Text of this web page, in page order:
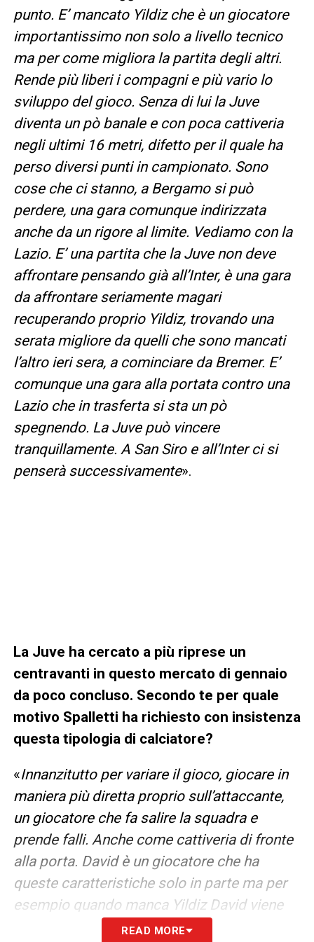
punto. E’ mancato Yildiz che è un giocatore
importantissimo non solo a livello tecnico
ma per come migliora la partita degli altri.
Rende più liberi i compagni e più vario lo
sviluppo del gioco. Senza di lui la Juve
diventa un pò banale e con poca cattiveria
negli ultimi 16 metri, difetto per il quale ha
perso diversi punti in campionato. Sono
cose che ci stanno, a Bergamo si può
perdere, una gara comunque indirizzata
anche da un rigore al limite. Vediamo con la
Lazio. E’ una partita che la Juve non deve
affrontare pensando già all’Inter, è una gara
da affrontare seriamente magari
recuperando proprio Yildiz, trovando una
serata migliore da quelli che sono mancati
l’altro ieri sera, a cominciare da Bremer. E’
comunque una gara alla portata contro una
Lazio che in trasferta si sta un pò
spegnendo. La Juve può vincere
tranquillamente. A San Siro e all’Inter ci si
penserà successivamente».
La Juve ha cercato a più riprese un
centravanti in questo mercato di gennaio
da poco concluso. Secondo te per quale
motivo Spalletti ha richiesto con insistenza
questa tipologia di calciatore?
«Innanzitutto per variare il gioco, giocare in
maniera più diretta proprio sull’attaccante,
un giocatore che fa salire la squadra e
prende falli. Anche come cattiveria di fronte
alla porta. David è un giocatore che ha
queste caratteristiche solo in parte ma per
esempio quando manca Yildiz David viene
fortemente depotenziato. Facendo un
READ MORE